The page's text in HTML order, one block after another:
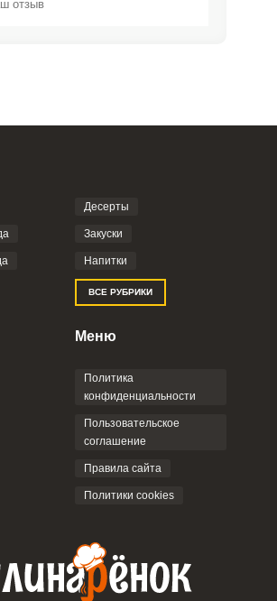
до 5 mb
эту форму, вы соглашаетесь с
Политикой
Пользовательским
Десерты
Закуски
Напитки
ВСЕ РУБРИКИ
Меню
Политика
конфиденциальности
Пользовательское
соглашение
Правила сайта
Политики cookies